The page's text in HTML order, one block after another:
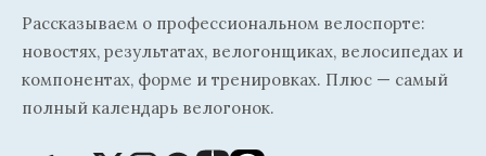
Рассказываем о профессиональном велоспорте:
новостях, результатах, велогонщиках, велосипедах и
компонентах, форме и тренировках. Плюс — самый
полный календарь велогонок.